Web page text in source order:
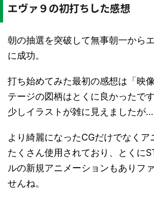
エヴァ９の初打ちした感想
朝の抽選を突破して無事朝一から
に成功。
打ち始めてみた最初の感想は「映
テージの図柄はとくに良かったで
少しイラストが雑に見えましたが…
より綺麗になったCGだけでなくア
たくさん使用されており、とくに
ルの新規アニメーションもありフ
せんね。